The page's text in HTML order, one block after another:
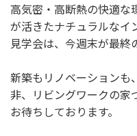
高気密・高断熱の快適な
が活きたナチュラルなイ
見学会は、今週末が最終
新築もリノベーションも
非、リビングワークの家
お待ちしております。